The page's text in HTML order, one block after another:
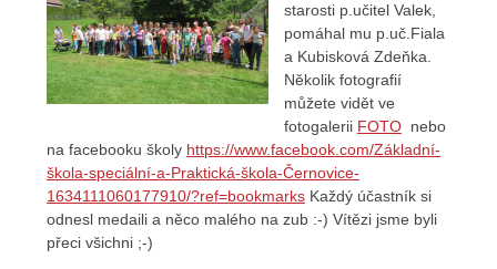
starosti p.učitel Valek,
pomáhal mu p.uč.Fiala
a Kubisková Zdeňka.
Několik fotografií
můžete vidět ve
fotogalerii FOTO nebo
na facebooku školy https://www.facebook.com/Základní-
škola-speciální-a-Praktická-škola-Černovice-
1634111060177910/?ref=bookmarks​ Každý účastník si
odnesl medaili a něco malého na zub :-) Vítězi jsme byli
přeci všichni ;-)